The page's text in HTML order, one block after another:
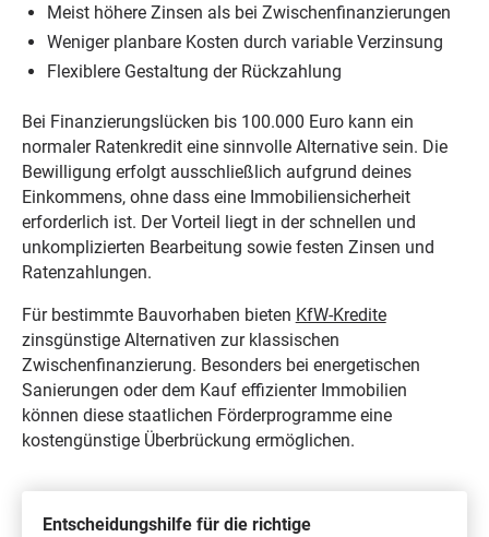
Meist höhere Zinsen als bei Zwischenfinanzierungen
Weniger planbare Kosten durch variable Verzinsung
Flexiblere Gestaltung der Rückzahlung
Bei Finanzierungslücken bis 100.000 Euro kann ein
normaler Ratenkredit eine sinnvolle Alternative sein. Die
Bewilligung erfolgt ausschließlich aufgrund deines
Einkommens, ohne dass eine Immobiliensicherheit
erforderlich ist. Der Vorteil liegt in der schnellen und
unkomplizierten Bearbeitung sowie festen Zinsen und
Ratenzahlungen.
Für bestimmte Bauvorhaben bieten KfW-Kredite
zinsgünstige Alternativen zur klassischen
Zwischenfinanzierung. Besonders bei energetischen
Sanierungen oder dem Kauf effizienter Immobilien
können diese staatlichen Förderprogramme eine
kostengünstige Überbrückung ermöglichen.
Entscheidungshilfe für die richtige